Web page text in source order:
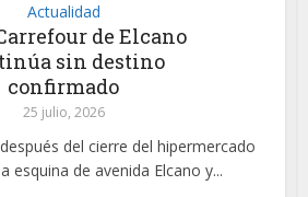
Actualidad
de Elcano
sin destino
confirmado
25 julio, 2026
del cierre del hipermercado
esquina de avenida Elcano y...